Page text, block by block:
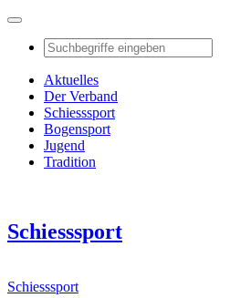
Aktuelles
Der Verband
Schiesssport
Bogensport
Jugend
Tradition
Schiesssport
Schiesssport